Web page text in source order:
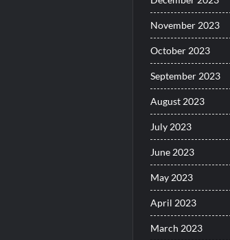
November 2023
October 2023
September 2023
August 2023
July 2023
June 2023
May 2023
April 2023
March 2023